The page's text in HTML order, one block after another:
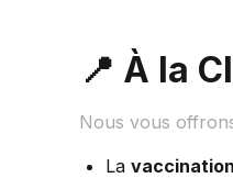
📍 À la
Nous vous
La